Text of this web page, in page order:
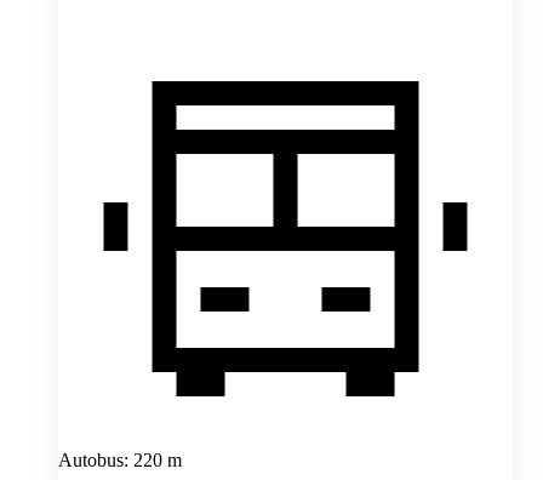
Autobus: 220 m